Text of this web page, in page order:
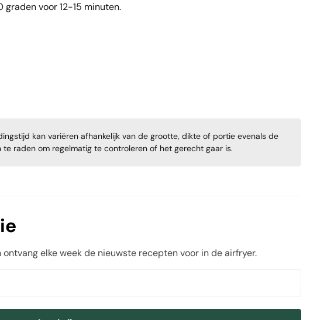
voor 12-15 minuten.
kan variëren afhankelijk van de grootte, dikte of portie evenals de
raden om regelmatig te controleren of het gerecht gaar is.
elke week de nieuwste recepten voor in de airfryer.